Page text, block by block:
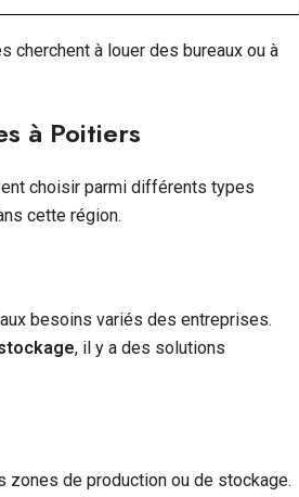
à louer des bureaux ou à
à Poitiers
choisir parmi différents types
cette région.
besoins variés des entreprises.
, il y a des solutions
zones de production ou de stockage.